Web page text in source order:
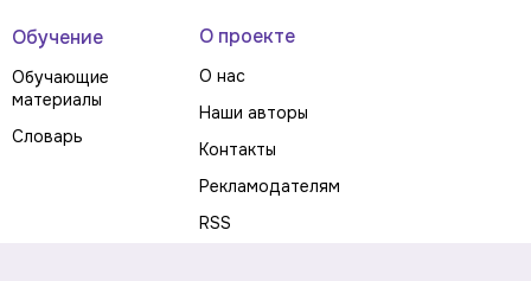
Обучение
Обучающие
материалы
Словарь
О проекте
О нас
Наши авторы
Контакты
Рекламодателям
RSS